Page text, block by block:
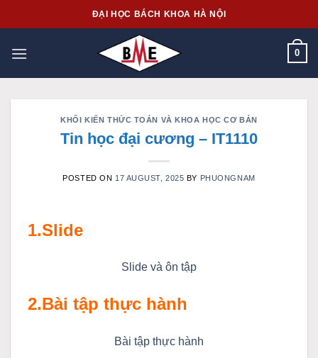
to
ĐẠI HỌC BÁCH KHOA HÀ NỘI
0
KHỐI KIẾN THỨC TOÁN VÀ KHOA HỌC CƠ BẢN
Tin học đại cương – IT1110
POSTED ON 17 AUGUST, 2025 BY PHUONGNAM
1.Slide
Slide và ôn tập
2.Bài tập thực hành
Bài tập thực hành